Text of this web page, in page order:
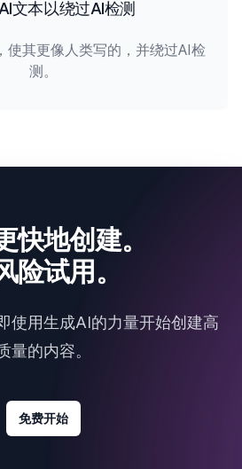
文本以绕过AI检测
使其更像人类写的，并绕过AI检
测。
快地创建。
险试用。
使用生成AI的力量开始创建高
量的内容。
免费开始